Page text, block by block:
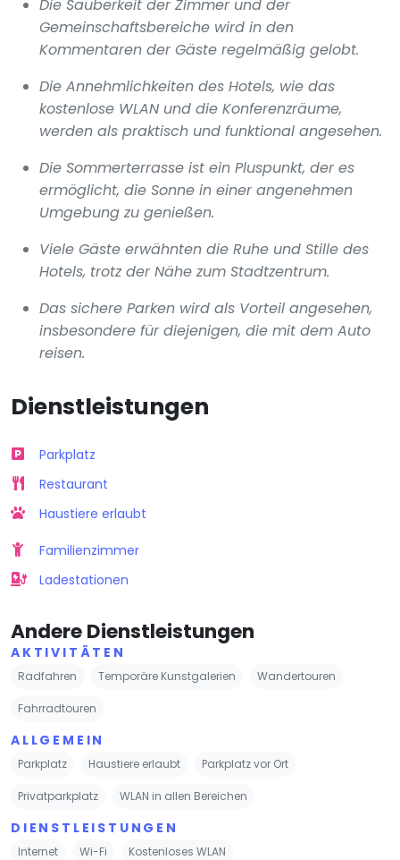
Die Sauberkeit der Zimmer und der
Gemeinschaftsbereiche wird in den
Kommentaren der Gäste regelmäßig gelobt.
Die Annehmlichkeiten des Hotels, wie das
kostenlose WLAN und die Konferenzräume,
werden als praktisch und funktional angesehen.
Die Sommerterrasse ist ein Pluspunkt, der es
ermöglicht, die Sonne in einer angenehmen
Umgebung zu genießen.
Viele Gäste erwähnten die Ruhe und Stille des
Hotels, trotz der Nähe zum Stadtzentrum.
Das sichere Parken wird als Vorteil angesehen,
insbesondere für diejenigen, die mit dem Auto
reisen.
Dienstleistungen
Parkplatz
Restaurant
Haustiere erlaubt
Familienzimmer
Ladestationen
Andere Dienstleistungen
AKTIVITÄTEN
Radfahren Temporäre Kunstgalerien Wandertouren
Fahrradtouren
ALLGEMEIN
Parkplatz Haustiere erlaubt Parkplatz vor Ort
Privatparkplatz WLAN in allen Bereichen
DIENSTLEISTUNGEN
Internet Wi-Fi Kostenloses WLAN